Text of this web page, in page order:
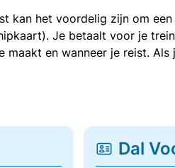
kan het voordelig zijn om
Je betaalt voor je
maakt en wanneer je reist.
Dal